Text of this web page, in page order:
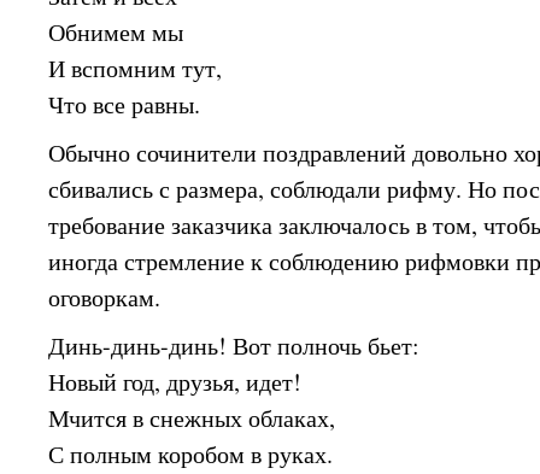
Обнимем мы
И вспомним тут,
Что все равны.
Обычно сочинители поздравлений довольно
сбивались с размера, соблюдали рифму. Но
требование заказчика заключалось в том,
иногда стремление к соблюдению рифмовки
оговоркам.
Динь-динь-динь! Вот полночь бьет:
Новый год, друзья, идет!
Мчится в снежных облаках,
С полным коробом в руках.